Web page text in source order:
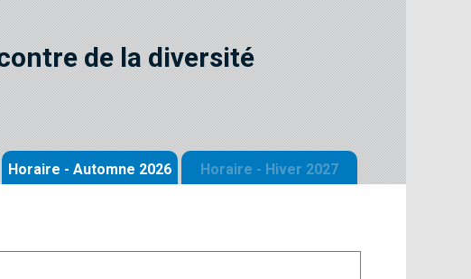
de la diversité
Horaire - Automne 2026 Horaire - Hiver 2027